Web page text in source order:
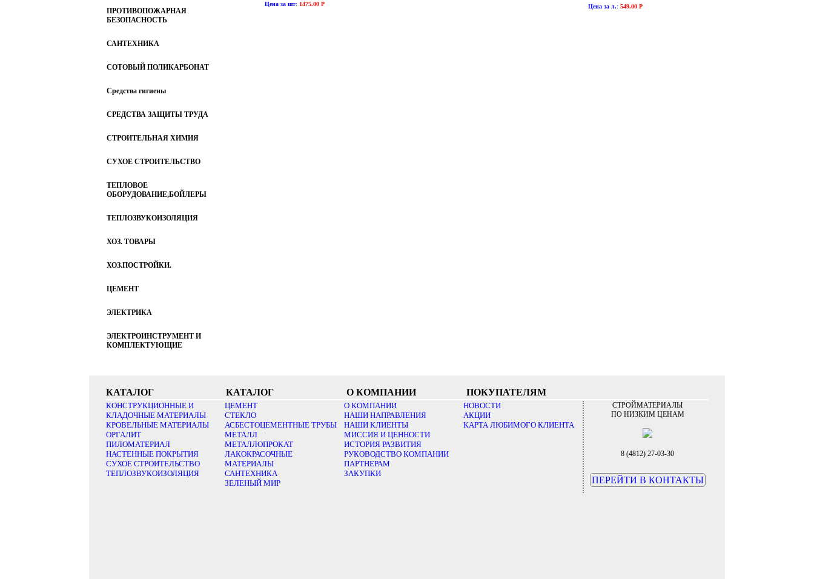
ПРОТИВОПОЖАРНАЯ
БЕЗОПАСНОСТЬ
САНТЕХНИКА
СОТОВЫЙ ПОЛИКАРБОНАТ
Средства гигиены
СРЕДСТВА ЗАЩИТЫ ТРУДА
СТРОИТЕЛЬНАЯ ХИМИЯ
СУХОЕ СТРОИТЕЛЬСТВО
ТЕПЛОВОЕ
ОБОРУДОВАНИЕ,БОЙЛЕРЫ
ТЕПЛОЗВУКОИЗОЛЯЦИЯ
ХОЗ. ТОВАРЫ
ХОЗ.ПОСТРОЙКИ.
ЦЕМЕНТ
ЭЛЕКТРИКА
ЭЛЕКТРОИНСТРУМЕНТ И
КОМПЛЕКТУЮЩИЕ
Цена за шт: 1475.00 Р
Цена за л.: 549.00 Р
КАТАЛОГ КАТАЛОГ О КОМПАНИИ ПОКУПАТЕЛЯМ
КОНСТРУКЦИОННЫЕ И
КЛАДОЧНЫЕ МАТЕРИАЛЫ
КРОВЕЛЬНЫЕ МАТЕРИАЛЫ
ОРГАЛИТ
ПИЛОМАТЕРИАЛ
НАСТЕННЫЕ ПОКРЫТИЯ
СУХОЕ СТРОИТЕЛЬСТВО
ТЕПЛОЗВУКОИЗОЛЯЦИЯ
ЦЕМЕНТ
СТЕКЛО
АСБЕСТОЦЕМЕНТНЫЕ ТРУБЫ
МЕТАЛЛ
МЕТАЛЛОПРОКАТ
ЛАКОКРАСОЧНЫЕ
МАТЕРИАЛЫ
САНТЕХНИКА
ЗЕЛЕНЫЙ МИР
О КОМПАНИИ
НАШИ НАПРАВЛЕНИЯ
НАШИ КЛИЕНТЫ
МИССИЯ И ЦЕННОСТИ
ИСТОРИЯ РАЗВИТИЯ
РУКОВОДСТВО КОМПАНИИ
ПАРТНЕРАМ
ЗАКУПКИ
НОВОСТИ
АКЦИИ
КАРТА ЛЮБИМОГО КЛИЕНТА
СТРОЙМАТЕРИАЛЫ
ПО НИЗКИМ ЦЕНАМ
8 (4812) 27-03-30
ПЕРЕЙТИ В КОНТАКТЫ